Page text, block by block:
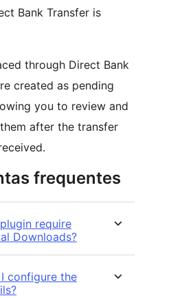
Bank Transfer is
through Direct Bank
created as pending
you to review and
after the transfer
frequentes
require
Downloads?
configure the